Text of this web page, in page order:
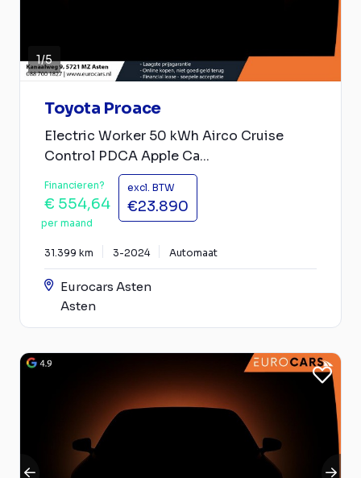
1/5
Toyota Proace
Electric Worker 50 kWh Airco Cruise
Control PDCA Apple Ca...
Financieren?
€ 554,64
per maand
excl. BTW
€23.890
31.399 km 3-2024 Automaat
Eurocars Asten
Asten